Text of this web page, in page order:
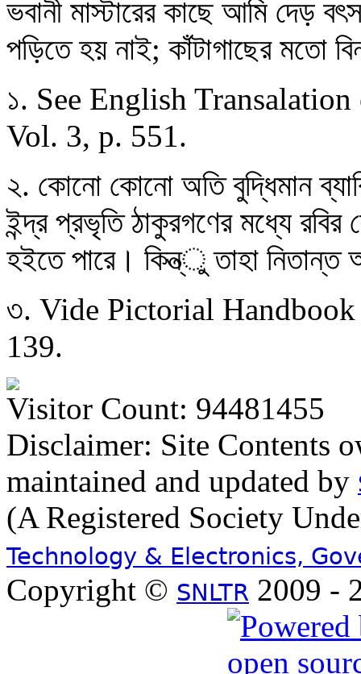
ভবানী মাস্টারের কাছে আমি দেড়
পড়িতে হয় নাই; কাঁটাগাছের মতো
১. See English
Vol. 3, p. 551.
২. কোনো কোনো অতি বুদ্ধিমান
ইন্দ্র প্রভৃতি ঠাকুরগণের মধ্যে রবির
হইতে পারে। কিন্ত্ু তাহা নিতান্ত
৩. Vide Pictorial
139.
Visitor Count: 94481455
Disclaimer: Site Contents
maintained and updated by
(A Registered Society
Technology & Electronics,
Copyright © SNLTR 2009 -